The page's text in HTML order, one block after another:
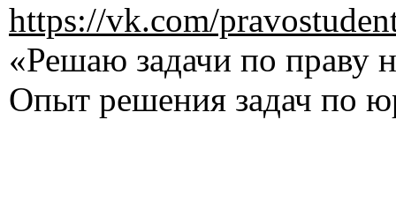
https://vk.com/
«Решаю задачи по праву
Опыт решения задач по